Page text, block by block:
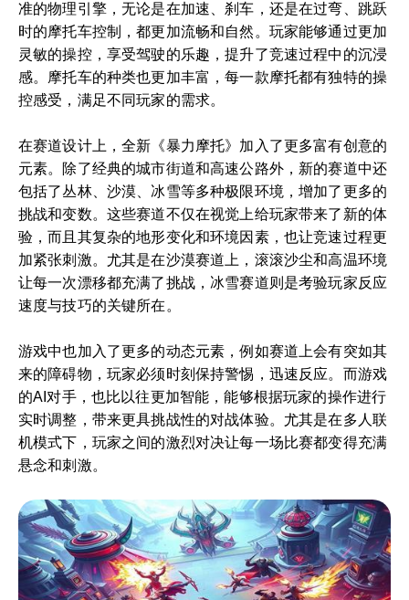
准的物理引擎，无论是在加速、刹车，还是在过弯、跳跃
时的摩托车控制，都更加流畅和自然。玩家能够通过更加
灵敏的操控，享受驾驶的乐趣，提升了竞速过程中的沉浸
感。摩托车的种类也更加丰富，每一款摩托都有独特的操
控感受，满足不同玩家的需求。
在赛道设计上，全新《暴力摩托》加入了更多富有创意的
元素。除了经典的城市街道和高速公路外，新的赛道中还
包括了丛林、沙漠、冰雪等多种极限环境，增加了更多的
挑战和变数。这些赛道不仅在视觉上给玩家带来了新的体
验，而且其复杂的地形变化和环境因素，也让竞速过程更
加紧张刺激。尤其是在沙漠赛道上，滚滚沙尘和高温环境
让每一次漂移都充满了挑战，冰雪赛道则是考验玩家反应
速度与技巧的关键所在。
游戏中也加入了更多的动态元素，例如赛道上会有突如其
来的障碍物，玩家必须时刻保持警惕，迅速反应。而游戏
的AI对手，也比以往更加智能，能够根据玩家的操作进行
实时调整，带来更具挑战性的对战体验。尤其是在多人联
机模式下，玩家之间的激烈对决让每一场比赛都变得充满
悬念和刺激。